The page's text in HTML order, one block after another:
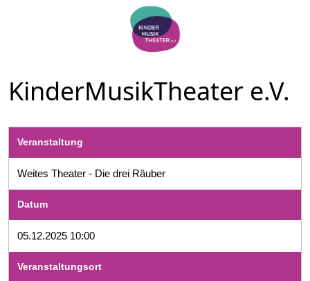
KinderMusikTheater e.V.
Veranstaltung
Weites Theater - Die drei Räuber
Datum
05.12.2025 10:00
Veranstaltungsort